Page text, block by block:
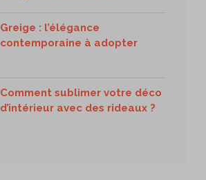
Greige : l’élégance
contemporaine à adopter
Comment sublimer votre déco
d’intérieur avec des rideaux ?